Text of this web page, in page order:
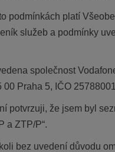
podmínkách platí
služeb a podmínky
společnost
Praha 5, IČO
potvrzuji, že jsem byl
a ZTP/P“.
bez uvedení důvodu